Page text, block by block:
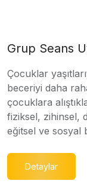
Grup Seans
Çocuklar
beceriyi daha
çocuklara
fiziksel, zihinsel,
eğitsel ve sosyal
Detaylar